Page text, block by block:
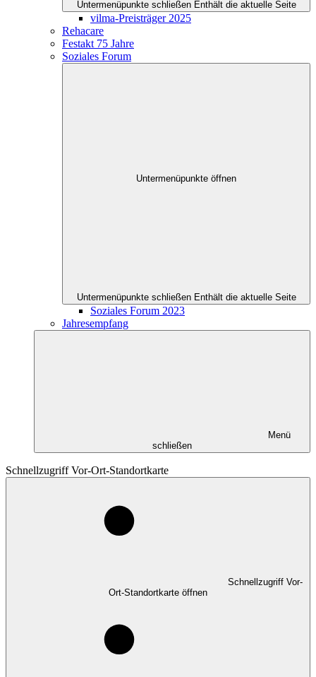
Untermenüpunkte schließen Enthält die aktuelle Seite
vilma-Preisträger 2025
Rehacare
Festakt 75 Jahre
Soziales Forum
Untermenüpunkte öffnen
Untermenüpunkte schließen Enthält die aktuelle Seite
Soziales Forum 2023
Jahresempfang
Menü
schließen
Schnellzugriff Vor-Ort-Standortkarte
Schnellzugriff Vor-
Ort-Standortkarte öffnen